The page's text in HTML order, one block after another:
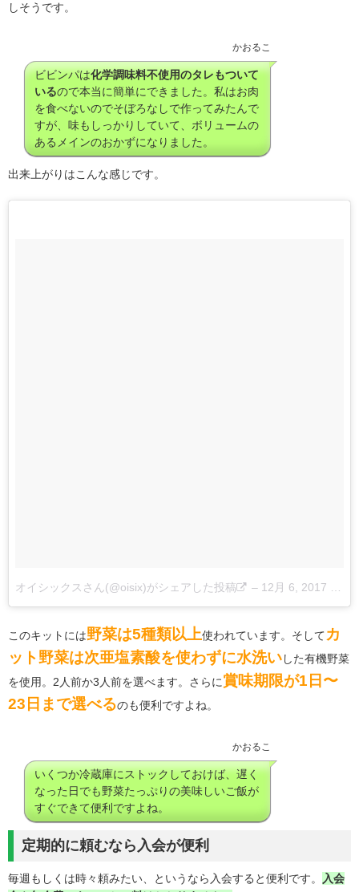
しそうです。
かおるこ
ビビンパは化学調味料不使用のタレもついて
いるので本当に簡単にできました。私はお肉
を食べないのでそぼろなしで作ってみたんで
すが、味もしっかりしていて、ボリュームの
あるメインのおかずになりました。
出来上がりはこんな感じです。
オイシックスさん(@oisix)がシェアした投稿 – 12月 6, 2017 at 6:52午後 PST
このキットには野菜は5種類以上使われています。そしてカ
ット野菜は次亜塩素酸を使わずに水洗いした有機野菜
を使用。2人前か3人前を選べます。さらに賞味期限が1日〜
23日まで選べるのも便利ですよね。
かおるこ
いくつか冷蔵庫にストックしておけば、遅く
なった日でも野菜たっぷりの美味しいご飯が
すぐできて便利ですよね。
定期的に頼むなら入会が便利
毎週もしくは時々頼みたい、というなら入会すると便利です。
入会